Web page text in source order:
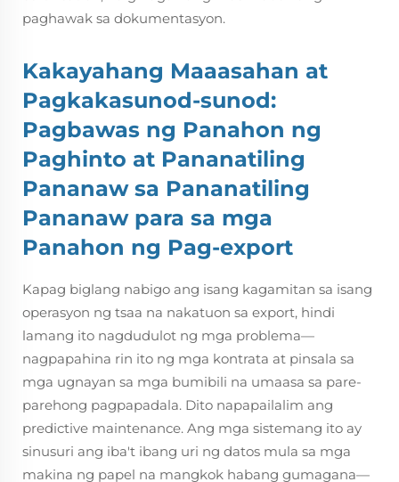
paghawak sa dokumentasyon.
Kakayahang Maaasahan at
Pagkakasunod-sunod:
Pagbawas ng Panahon ng
Paghinto at Pananatiling
Pananaw sa Pananatiling
Pananaw para sa mga
Panahon ng Pag-export
Kapag biglang nabigo ang isang kagamitan sa isang
operasyon ng tsaa na nakatuon sa export, hindi
lamang ito nagdudulot ng mga problema—
nagpapahina rin ito ng mga kontrata at pinsala sa
mga ugnayan sa mga bumibili na umaasa sa pare-
parehong pagpapadala. Dito napapailalim ang
predictive maintenance. Ang mga sistemang ito ay
sinusuri ang iba't ibang uri ng datos mula sa mga
makina ng papel na mangkok habang gumagana—